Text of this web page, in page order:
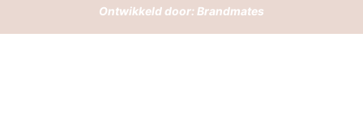
Ontwikkeld door: Brandmates